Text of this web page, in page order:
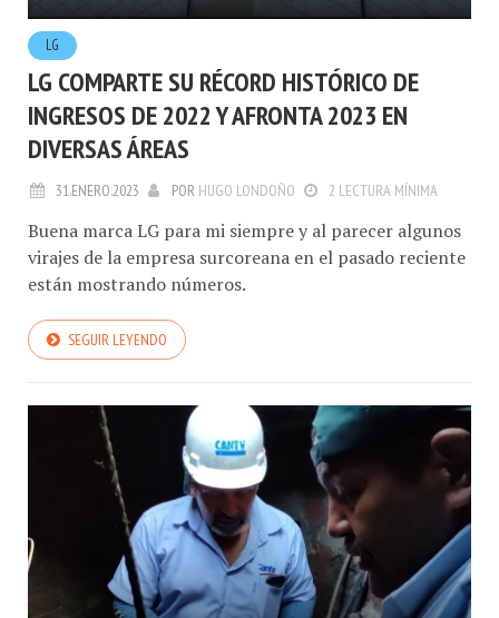
LG
LG COMPARTE SU RÉCORD HISTÓRICO DE
INGRESOS DE 2022 Y AFRONTA 2023 EN
DIVERSAS ÁREAS
31.ENERO.2023 POR HUGO LONDOÑO 2 LECTURA MÍNIMA
Buena marca LG para mi siempre y al parecer algunos
virajes de la empresa surcoreana en el pasado reciente
están mostrando números.
SEGUIR LEYENDO